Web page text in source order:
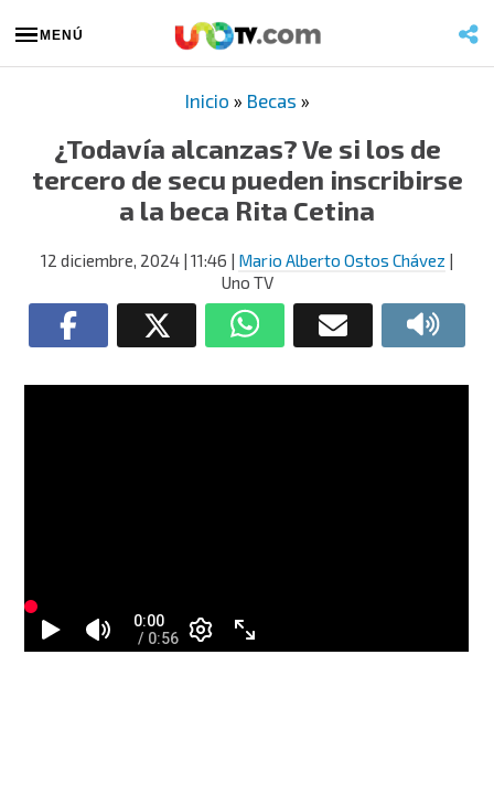
MENÚ
Inicio » Becas »
¿Todavía alcanzas? Ve si los de
tercero de secu pueden inscribirse
a la beca Rita Cetina
12 diciembre, 2024 | 11:46 | Mario Alberto Ostos Chávez |
Uno TV